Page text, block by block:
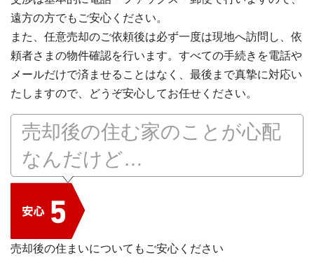
遠方の方でもご安心ください。
また、任意売却のご依頼後は必ず一度は現地へ訪問し、依
頼者さまの物件確認を行います。すべての手続きを電話や
メールだけで済ませることはなく、最後まで真摯に対応い
たしますので、どうぞ安心してお任せください。
売却後の住む家のことが心配
なんだけど…
売却後の住まいについてもご安心ください